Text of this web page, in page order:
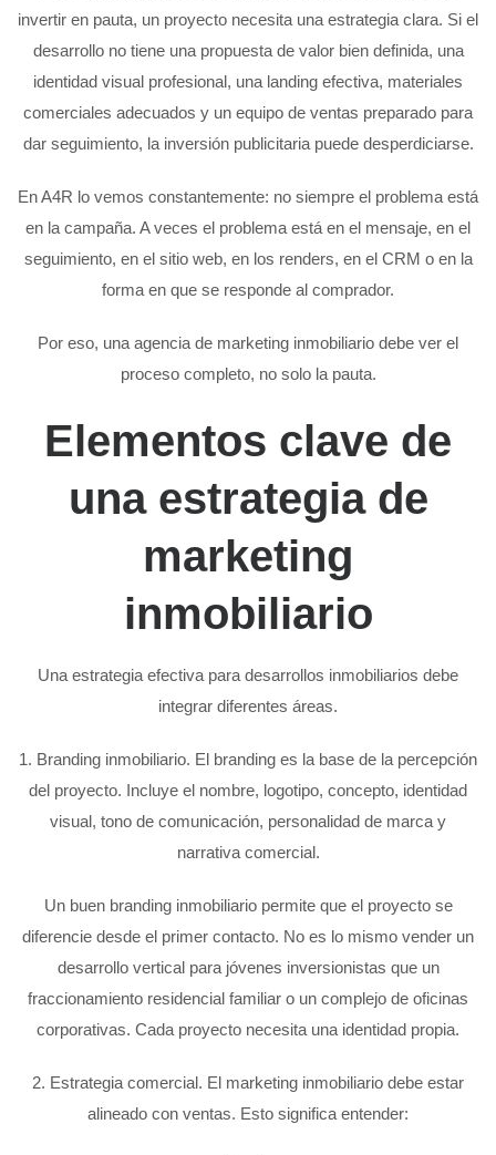
invertir en pauta, un proyecto necesita una estrategia clara. Si el
desarrollo no tiene una propuesta de valor bien definida, una
identidad visual profesional, una landing efectiva, materiales
comerciales adecuados y un equipo de ventas preparado para
dar seguimiento, la inversión publicitaria puede desperdiciarse.
En A4R lo vemos constantemente: no siempre el problema está
en la campaña. A veces el problema está en el mensaje, en el
seguimiento, en el sitio web, en los renders, en el CRM o en la
forma en que se responde al comprador.
Por eso, una agencia de marketing inmobiliario debe ver el
proceso completo, no solo la pauta.
Elementos clave de
una estrategia de
marketing
inmobiliario
Una estrategia efectiva para desarrollos inmobiliarios debe
integrar diferentes áreas.
1. Branding inmobiliario. El branding es la base de la percepción
del proyecto. Incluye el nombre, logotipo, concepto, identidad
visual, tono de comunicación, personalidad de marca y
narrativa comercial.
Un buen branding inmobiliario permite que el proyecto se
diferencie desde el primer contacto. No es lo mismo vender un
desarrollo vertical para jóvenes inversionistas que un
fraccionamiento residencial familiar o un complejo de oficinas
corporativas. Cada proyecto necesita una identidad propia.
2. Estrategia comercial. El marketing inmobiliario debe estar
alineado con ventas. Esto significa entender: